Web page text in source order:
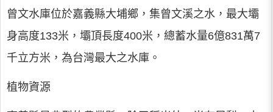
曾文水庫位於嘉義縣大埔鄉，集曾文溪之水，最大壩
身高度133米，壩頂長度400米，總蓄水量6億831萬7
千立方米，為台灣最大之水庫。
植物資源